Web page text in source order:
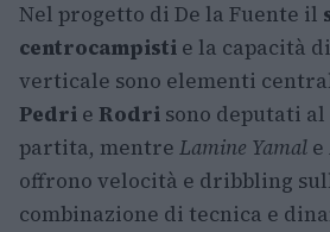
Nel progetto di De la Fuente il
centrocampisti e la capacità
verticale sono elementi
Pedri e Rodri sono deputati
partita, mentre Lamine Yamal e
offrono velocità e dribbling
combinazione di tecnica e